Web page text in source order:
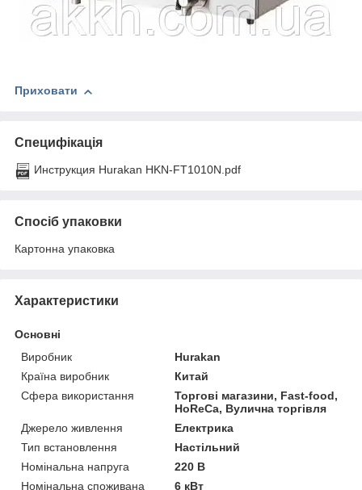
Приховати
Специфікація
Инструкция Hurakan HKN-FT1010N.pdf
Спосіб упаковки
Картонна упаковка
Характеристики
Основні
Виробник
Hurakan
Країна виробник
Китай
Сфера використання
Торгові магазини, Fast-food,
HoReCa, Вулична торгівля
Джерело живлення
Електрика
Тип встановлення
Настільний
Номінальна напруга
220 В
Номінальна споживана
6 кВт